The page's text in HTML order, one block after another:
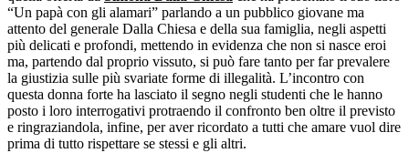
“Un papà con gli alamari” parlando a un pubblico giovane ma
attento del generale Dalla Chiesa e della sua famiglia, negli aspetti
più delicati e profondi, mettendo in evidenza che non si nasce eroi
ma, partendo dal proprio vissuto, si può fare tanto per far prevalere
la giustizia sulle più svariate forme di illegalità. L’incontro con
questa donna forte ha lasciato il segno negli studenti che le hanno
posto i loro interrogativi protraendo il confronto ben oltre il previsto
e ringraziandola, infine, per aver ricordato a tutti che amare vuol dire
prima di tutto rispettare se stessi e gli altri.